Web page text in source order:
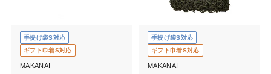
手提げ袋S対応
ギフト巾着S対応
MAKANAI
手提げ袋S対応
ギフト巾着S対応
MAKANAI